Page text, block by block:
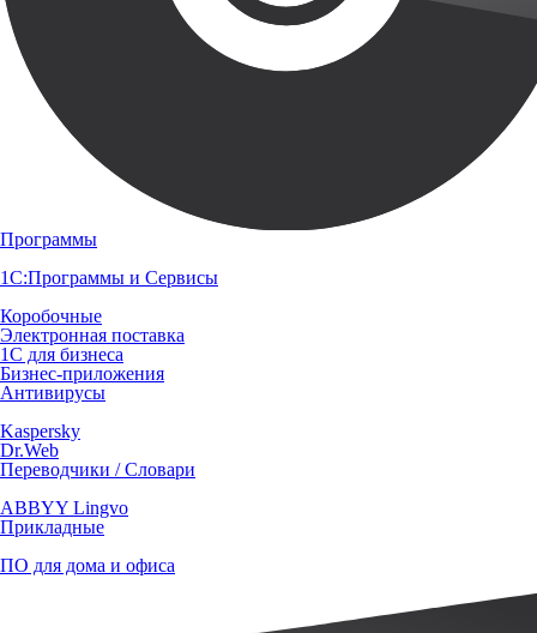
Программы
1С:Программы и Сервисы
Коробочные
Электронная поставка
1С для бизнеса
Бизнес-приложения
Антивирусы
Kaspersky
Dr.Web
Переводчики / Словари
ABBYY Lingvo
Прикладные
ПО для дома и офиса